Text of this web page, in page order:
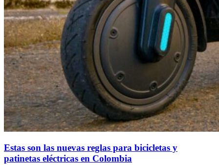
Estas son las nuevas reglas para bicicletas y
patinetas eléctricas en Colombia